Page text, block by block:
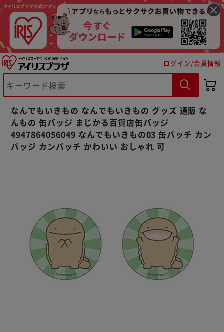
ログイン/会員情報
なんでもいきもの なんでもいきもの グッズ 通販 な
んもの 缶バッジ まじかる百貨店缶バッジ
4947864056049 なんでもいきもの03 缶バッチ カン
バッジ カンバッチ かわいい おしゃれ 可
※ご確認ください
カートに入れる 購入手続きへ